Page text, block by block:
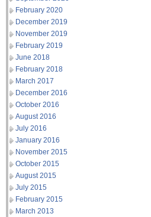
February 2020
December 2019
November 2019
February 2019
June 2018
February 2018
March 2017
December 2016
October 2016
August 2016
July 2016
January 2016
November 2015
October 2015
August 2015
July 2015
February 2015
March 2013